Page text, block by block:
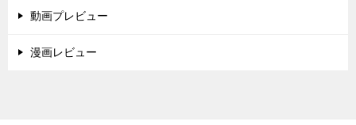
動画プレビュー
漫画レビュー